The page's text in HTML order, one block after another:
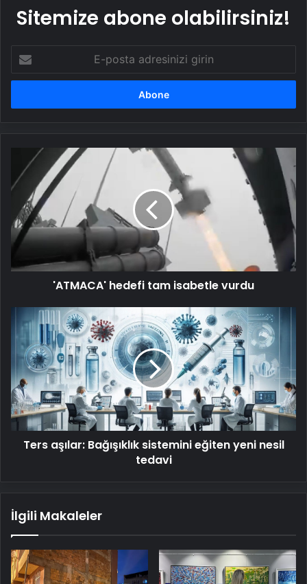
Sitemize abone olabilirsiniz!
posta
adresinizi
'ATMACA'
hedefi
tam
isabetle
vurdu
'ATMACA' hedefi tam isabetle vurdu
aşılar:
Bağışıklık
sistemini
eğiten
yeni
nesil
tedavi
Ters aşılar: Bağışıklık sistemini eğiten yeni nesil
tedavi
İlgili Makaleler